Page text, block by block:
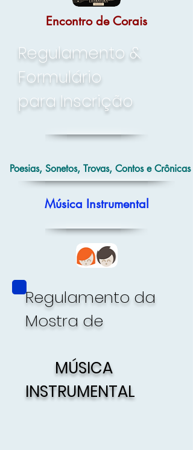
Encontro de Corais
Regulamento &
Formulário
para Inscrição
Música Instrumental
Poesias, Sonetos, Trovas, Contos e Crônicas
Regulamento da
Mostra de
MÚSICA
INSTRUMENTAL